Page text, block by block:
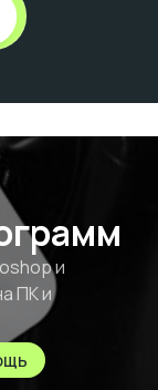
и
ПК и